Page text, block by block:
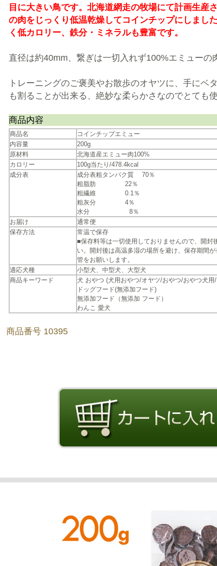
目に大きい鳥です。北海道網走の牧場にて計画生産
の肉をじっくり低温乾燥してコインチップにしまし
く低カロリー、鉄分・ミネラルも豊富です。
直径は約40mm、繋ぎは一切入れず100%エミューの
トレーニングのご褒美やお散歩のオヤツに、手にベ
も割ることが出来る、絶妙な柔らかさなのでとても
商品内容
商品名
コインチップエミュー
内容量
200g
原材料
北海道産エミュー肉100%
カロリー
100g当たり/478.4kcal
成分表
成分表粗タンパク質 70％
粗脂肪 22％
粗繊維 0.1％
粗灰分 4％
水分 8％
お届け
通常便
保存方法
常温で保存
■保存料等は一切使用しておりませんので、開封
い。開封後は高温多湿の場所を避け、保存期間
管をお願いします。
適応犬種
小型犬、中型犬、大型犬
商品キーワード
犬 おやつ (犬用おやつ/オヤツ/おやつ/おやつ犬用
ドッグフード(無添加フード)
無添加フード（無添加 フード）
わんこ 愛犬
商品番号 10395